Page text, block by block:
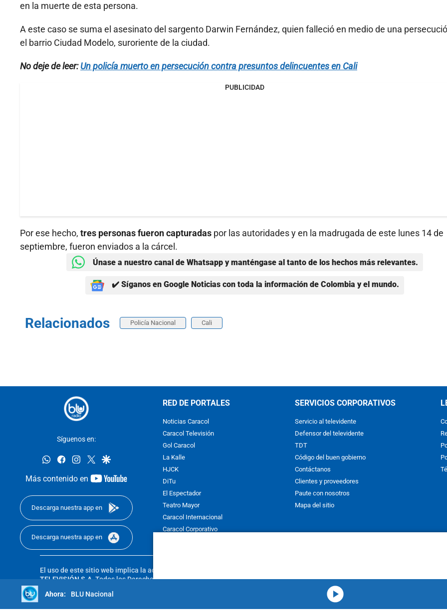
en la muerte de esta persona.
A este caso se suma el asesinato del sargento Darwin Fernández, quien falleció en medio de una
el barrio Ciudad Modelo, suroriente de la ciudad.
No deje de leer:Un policía muerto en persecución contra presuntos delincuentes en Cali
PUBLICIDAD
Por ese hecho, tres personas fueron capturadas por las autoridades y en la madrugada de este lunes 14 de
septiembre, fueron enviados a la cárcel.
Únase a nuestro canal de Whatsapp y manténgase al tanto de los hechos más relevantes.
✔️ Síganos en Google Noticias con toda la información de Colombia y el mundo.
Relacionados Policía Nacional Cali
Síguenos en:
whatsappfacebookinstagram
twittergoogle
Más contenido en
youtube-
Descarga nuestra app en
Descarga nuestra app en
RED DE PORTALES
Noticias Caracol
Caracol Televisión
Gol Caracol
La Kalle
HJCK
DiTu
El Espectador
Teatro Mayor
Caracol Internacional
Caracol Corporativo
SERVICIOS CORPORATIVOS
Servicio al televidente
Defensor del televidente
TDT
Código del buen gobierno
Contáctanos
Clientes y proveedores
Paute con nosotros
Mapa del sitio
El uso de este sitio web implica la aceptación de los
TELEVISIÓN S.A.Todos los Derechos Reservados D.R.A. Prohibida su reproducción total o parcial, así como su traducción a
sin autorización escrita de su titular. Reproduction in whole or in part, or translation without written permission is prohibited. All
reserved 2025.BLU Nacional